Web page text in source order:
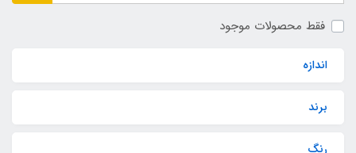
فقط محصولات موجود
اندازه
برند
رنگ